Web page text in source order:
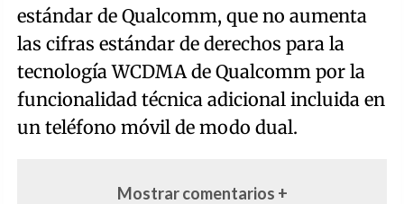
estándar de Qualcomm, que no aumenta
las cifras estándar de derechos para la
tecnología WCDMA de Qualcomm por la
funcionalidad técnica adicional incluida en
un teléfono móvil de modo dual.
Mostrar comentarios +